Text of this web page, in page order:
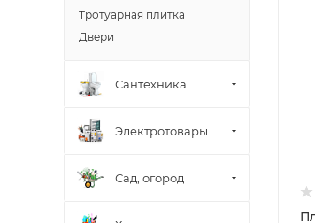
Тротуарная плитка
Двери
Сантехника
Электротовары
Сад, огород